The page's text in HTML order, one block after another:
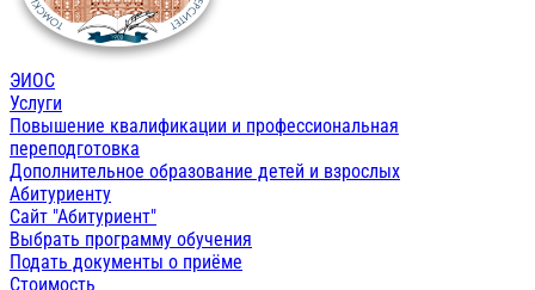
ЭИОС
Услуги
Повышение квалификации и профессиональная
переподготовка
Дополнительное образование детей и взрослых
Абитуриенту
Сайт "Абитуриент"
Выбрать программу обучения
Подать документы о приёме
Стоимость